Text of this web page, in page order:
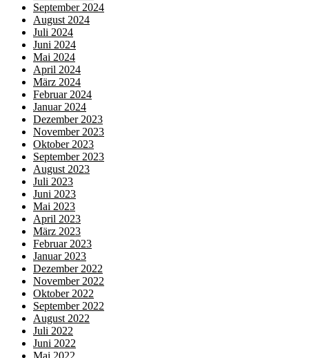
September 2024
August 2024
Juli 2024
Juni 2024
Mai 2024
April 2024
März 2024
Februar 2024
Januar 2024
Dezember 2023
November 2023
Oktober 2023
September 2023
August 2023
Juli 2023
Juni 2023
Mai 2023
April 2023
März 2023
Februar 2023
Januar 2023
Dezember 2022
November 2022
Oktober 2022
September 2022
August 2022
Juli 2022
Juni 2022
Mai 2022